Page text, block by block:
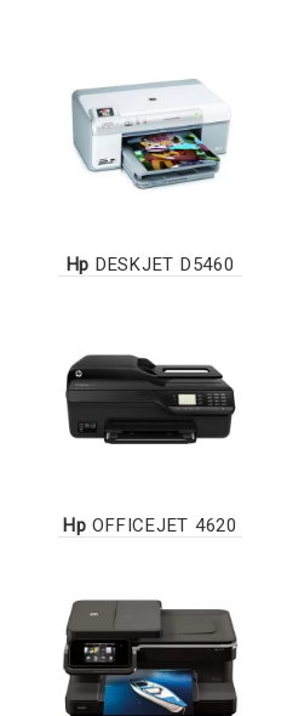
Hp DESKJET D5460
Hp OFFICEJET 4620